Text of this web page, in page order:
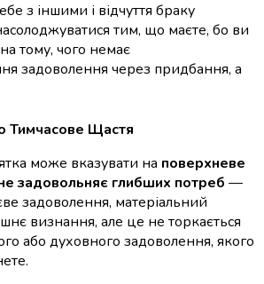
з іншими і відчуття браку
тим, що маєте, бо ви
тому, чого немає
задоволення через придбання, а
Тимчасове Щастя
може вказувати на поверхневе
задовольняє глибших потреб —
задоволення, матеріальний
визнання, але це не торкається
або духовного задоволення, якого